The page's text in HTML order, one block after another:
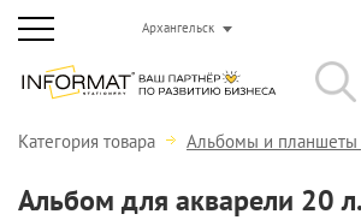
Архангельск
Категория товара Альбомы и планшеты
Альбом для акварели 20